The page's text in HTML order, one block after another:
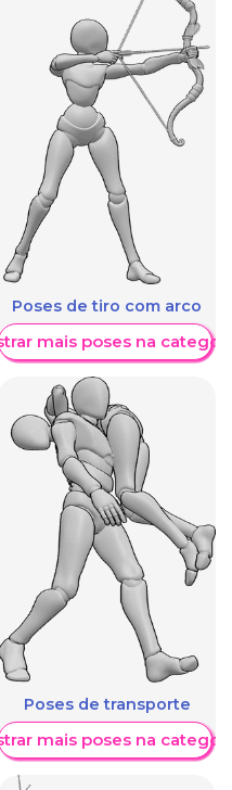
Poses de tiro com arco
mais poses na
Poses de transporte
mais poses na